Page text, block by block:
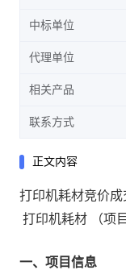
中标单位
代理单位
相关产品
联系方式
正文内容
打印机耗材竞价成
打印机耗材 （项
一、项目信息